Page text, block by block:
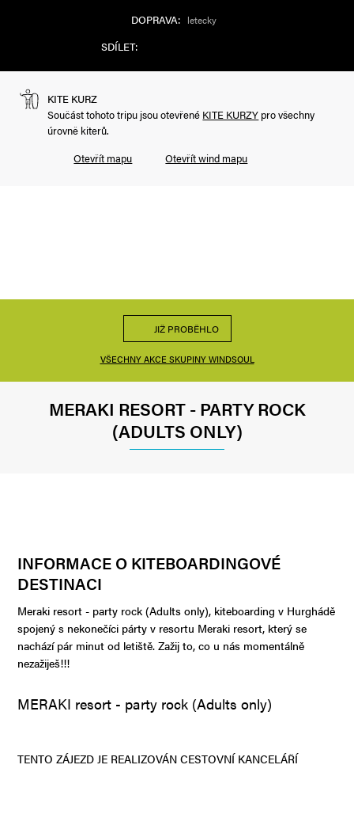
DOPRAVA: letecky
SDÍLET:
KITE KURZ
Součást tohoto tripu jsou otevřené KITE KURZY pro všechny
úrovně kiterů.
Otevřít mapu
Otevřít wind mapu
JIŽ PROBĚHLO
VŠECHNY AKCE SKUPINY WINDSOUL
MERAKI RESORT - PARTY ROCK
(ADULTS ONLY)
INFORMACE O KITEBOARDINGOVÉ
DESTINACI
Meraki resort - party rock (Adults only), kiteboarding v Hurghádě
spojený s nekonečíci párty v resortu Meraki resort, který se
nachází pár minut od letiště. Zažij to, co u nás momentálně
nezažiješ!!!
MERAKI resort - party rock (Adults only)
TENTO ZÁJEZD JE REALIZOVÁN CESTOVNÍ KANCELÁŘÍ